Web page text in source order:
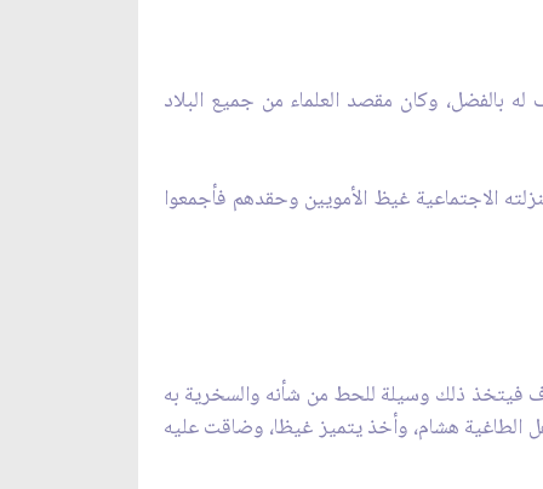
بالفضل، وكان مقصد العلماء من جميع البلاد
الاجتماعية غيظ الأمويين وحقدهم فأجمعوا
فيتخذ ذلك وسيلة للحط من شأنه والسخرية به
الطاغية هشام، وأخذ يتميز غيظا، وضاقت عليه